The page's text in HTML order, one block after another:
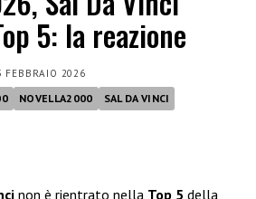
5: la reazione
FEBBRAIO 2026
NOVELLA2000
SAL DA VINCI
non è rientrato nella Top 5 della